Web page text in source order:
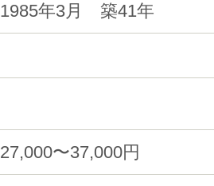
1985年3月 築41年
27,000〜37,000円